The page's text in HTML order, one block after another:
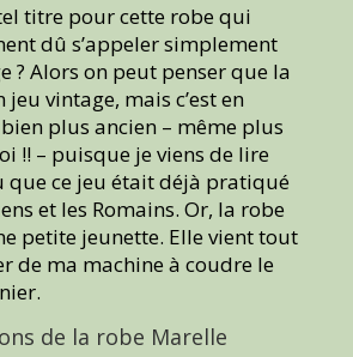
titre pour cette robe qui
dû s’appeler simplement
? Alors on peut penser que la
vintage, mais c’est en
plus ancien – même plus
!! – puisque je viens de lire
que ce jeu était déjà pratiqué
et les Romains. Or, la robe
petite jeunette. Elle vient tout
de ma machine à coudre le
de la robe Marelle